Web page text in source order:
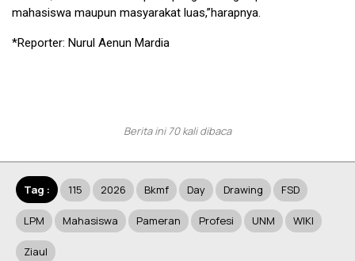
mahasiswa maupun masyarakat luas,”harapnya.
*Reporter: Nurul Aenun Mardia
Berita ini 70 kali dibaca
Tag : 115 2026 Bkmf Day Drawing FSD
LPM Mahasiswa Pameran Profesi UNM WIKI
Ziaul